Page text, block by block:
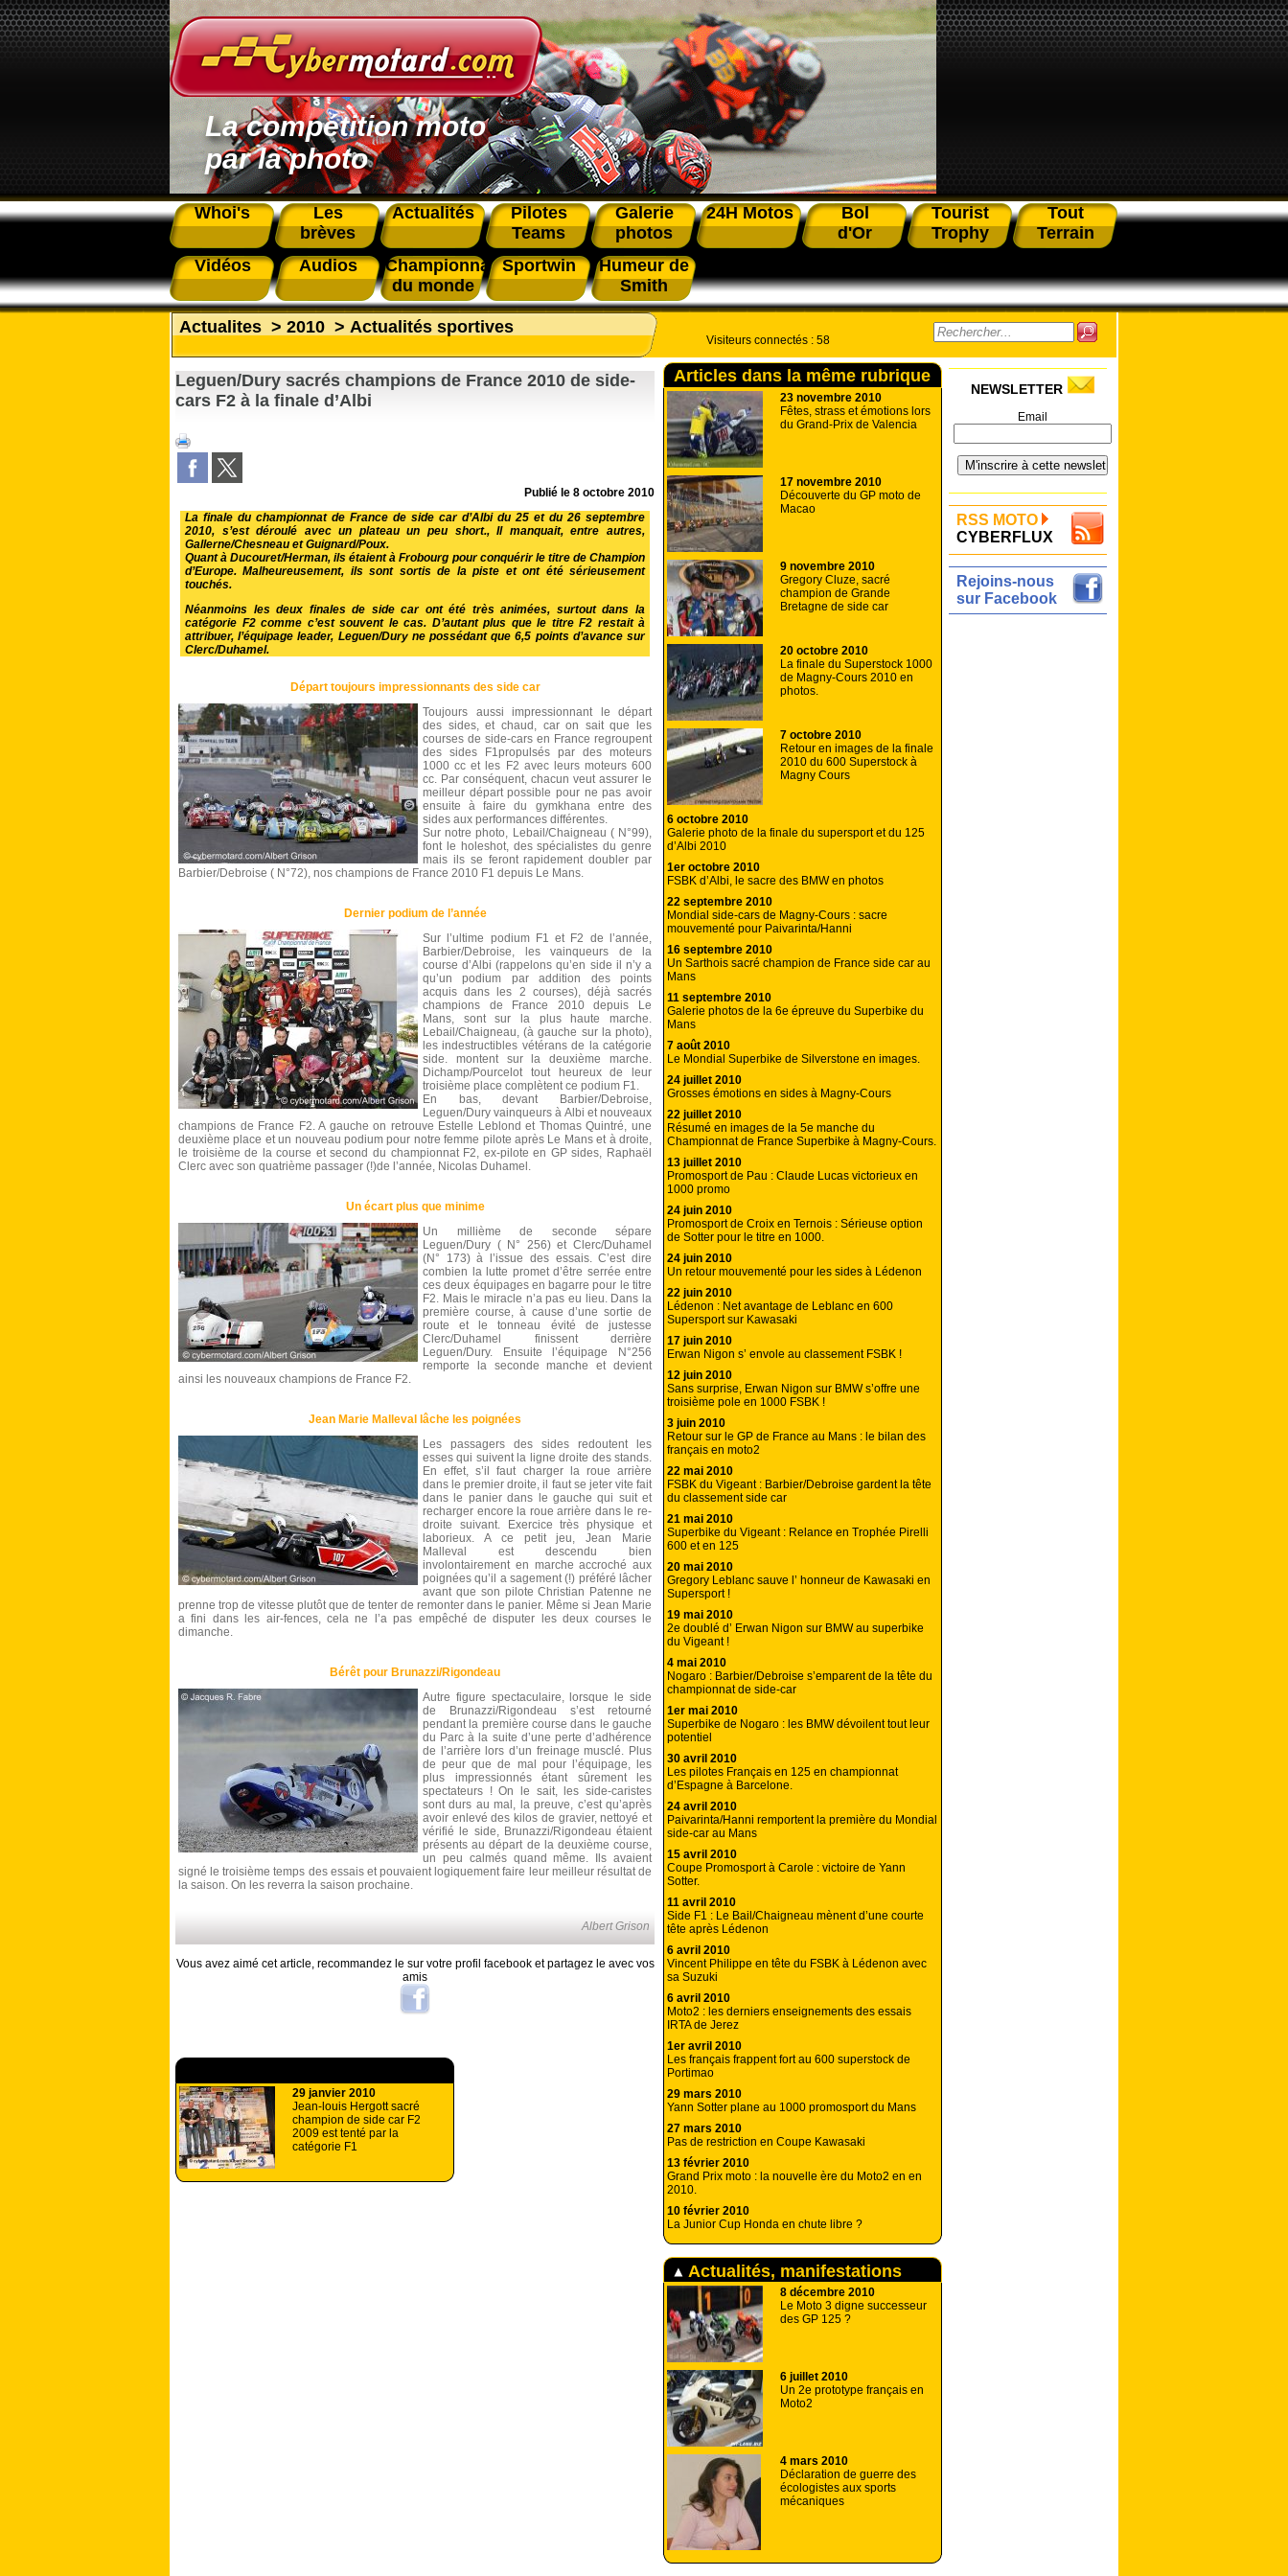
La compétition moto
par la photo
Whoi's
Les
brèves
Actualités
Pilotes
Teams
Galerie
photos
24H Motos
Bol
d'Or
Tourist
Trophy
Tout
Terrain
Vidéos
Audios
Championnat
du monde
Sportwin
Humeur de
Smith
Actualites > 2010 > Actualités sportives
Leguen/Dury sacrés champions de France 2010 de side-
cars F2 à la finale d’Albi
Publié le 8 octobre 2010
La finale du championnat de France de side car d’Albi du 25 et du 26 septembre
2010, s’est déroulé avec un plateau un peu short., Il manquait, entre autres,
Gallerne/Chesneau et Guignard/Poux.
Quant à Ducouret/Herman, ils étaient à Frobourg pour conquérir le titre de Champion
d’Europe. Malheureusement, ils sont sortis de la piste et ont été sérieusement
touchés.
Néanmoins les deux finales de side car ont été très animées, surtout dans la
catégorie F2 comme c’est souvent le cas. D’autant plus que le titre F2 restait à
attribuer, l’équipage leader, Leguen/Dury ne possédant que 6,5 points d’avance sur
Clerc/Duhamel.
Départ toujours impressionnants des side car
Toujours aussi impressionnant le départ
des sides, et chaud, car on sait que les
courses de side-cars en France regroupent
des sides F1propulsés par des moteurs
1000 cc et les F2 avec leurs moteurs 600
cc. Par conséquent, chacun veut assurer le
meilleur départ possible pour ne pas avoir
ensuite à faire du gymkhana entre des
sides aux performances différentes.
Sur notre photo, Lebail/Chaigneau ( N°99),
font le holeshot, des spécialistes du genre
mais ils se feront rapidement doubler par
Barbier/Debroise ( N°72), nos champions de France 2010 F1 depuis Le Mans.
Dernier podium de l’année
Sur l’ultime podium F1 et F2 de l’année,
Barbier/Debroise, les vainqueurs de la
course d’Albi (rappelons qu’en side il n’y a
qu’un podium par addition des points
acquis dans les 2 courses), déjà sacrés
champions de France 2010 depuis Le
Mans, sont sur la plus haute marche.
Lebail/Chaigneau, (à gauche sur la photo),
les indestructibles vétérans de la catégorie
side. montent sur la deuxième marche.
Dichamp/Pourcelot tout heureux de leur
troisième place complètent ce podium F1.
En bas, devant Barbier/Debroise,
Leguen/Dury vainqueurs à Albi et nouveaux
champions de France F2. A gauche on retrouve Estelle Leblond et Thomas Quintré, une
deuxième place et un nouveau podium pour notre femme pilote après Le Mans et à droite,
le troisième de la course et second du championnat F2, ex-pilote en GP sides, Raphaël
Clerc avec son quatrième passager (!)de l’année, Nicolas Duhamel.
Un écart plus que minime
Un millième de seconde sépare
Leguen/Dury ( N° 256) et Clerc/Duhamel
(N° 173) à l’issue des essais. C’est dire
combien la lutte promet d’être serrée entre
ces deux équipages en bagarre pour le titre
F2. Mais le miracle n’a pas eu lieu. Dans la
première course, à cause d’une sortie de
route et le tonneau évité de justesse
Clerc/Duhamel finissent derrière
Leguen/Dury. Ensuite l’équipage N°256
remporte la seconde manche et devient
ainsi les nouveaux champions de France F2.
Jean Marie Malleval lâche les poignées
Les passagers des sides redoutent les
esses qui suivent la ligne droite des stands.
En effet, s’il faut charger la roue arrière
dans le premier droite, il faut se jeter vite fait
dans le panier dans le gauche qui suit et
recharger encore la roue arrière dans le re-
droite suivant. Exercice très physique et
laborieux. A ce petit jeu, Jean Marie
Malleval est descendu bien
involontairement en marche accroché aux
poignées qu’il a sagement (!) préféré lâcher
avant que son pilote Christian Patenne ne
prenne trop de vitesse plutôt que de tenter de remonter dans le panier. Même si Jean Marie
a fini dans les air-fences, cela ne l’a pas empêché de disputer les deux courses le
dimanche.
Bérêt pour Brunazzi/Rigondeau
Autre figure spectaculaire, lorsque le side
de Brunazzi/Rigondeau s’est retourné
pendant la première course dans le gauche
du Parc à la suite d’une perte d’adhérence
de l’arrière lors d’un freinage musclé. Plus
de peur que de mal pour l’équipage, les
plus impressionnés étant sûrement les
spectateurs ! On le sait, les side-caristes
sont durs au mal, la preuve, c’est qu’après
avoir enlevé des kilos de gravier, nettoyé et
vérifié le side, Brunazzi/Rigondeau étaient
présents au départ de la deuxième course,
un peu calmés quand même. Ils avaient
signé le troisième temps des essais et pouvaient logiquement faire leur meilleur résultat de
la saison. On les reverra la saison prochaine.
Albert Grison
Vous avez aimé cet article, recommandez le sur votre profil facebook et partagez le avec vos
amis
29 janvier 2010
Jean-louis Hergott sacré
champion de side car F2
2009 est tenté par la
catégorie F1
Visiteurs connectés : 58
Articles dans la même rubrique
23 novembre 2010
Fêtes, strass et émotions lors
du Grand-Prix de Valencia
17 novembre 2010
Découverte du GP moto de
Macao
9 novembre 2010
Gregory Cluze, sacré
champion de Grande
Bretagne de side car
20 octobre 2010
La finale du Superstock 1000
de Magny-Cours 2010 en
photos.
7 octobre 2010
Retour en images de la finale
2010 du 600 Superstock à
Magny Cours
6 octobre 2010
Galerie photo de la finale du supersport et du 125
d’Albi 2010
1er octobre 2010
FSBK d’Albi, le sacre des BMW en photos
22 septembre 2010
Mondial side-cars de Magny-Cours : sacre
mouvementé pour Paivarinta/Hanni
16 septembre 2010
Un Sarthois sacré champion de France side car au
Mans
11 septembre 2010
Galerie photos de la 6e épreuve du Superbike du
Mans
7 août 2010
Le Mondial Superbike de Silverstone en images.
24 juillet 2010
Grosses émotions en sides à Magny-Cours
22 juillet 2010
Résumé en images de la 5e manche du
Championnat de France Superbike à Magny-Cours.
13 juillet 2010
Promosport de Pau : Claude Lucas victorieux en
1000 promo
24 juin 2010
Promosport de Croix en Ternois : Sérieuse option
de Sotter pour le titre en 1000.
24 juin 2010
Un retour mouvementé pour les sides à Lédenon
22 juin 2010
Lédenon : Net avantage de Leblanc en 600
Supersport sur Kawasaki
17 juin 2010
Erwan Nigon s’ envole au classement FSBK !
12 juin 2010
Sans surprise, Erwan Nigon sur BMW s’offre une
troisième pole en 1000 FSBK !
3 juin 2010
Retour sur le GP de France au Mans : le bilan des
français en moto2
22 mai 2010
FSBK du Vigeant : Barbier/Debroise gardent la tête
du classement side car
21 mai 2010
Superbike du Vigeant : Relance en Trophée Pirelli
600 et en 125
20 mai 2010
Gregory Leblanc sauve l’ honneur de Kawasaki en
Supersport !
19 mai 2010
2e doublé d’ Erwan Nigon sur BMW au superbike
du Vigeant !
4 mai 2010
Nogaro : Barbier/Debroise s’emparent de la tête du
championnat de side-car
1er mai 2010
Superbike de Nogaro : les BMW dévoilent tout leur
potentiel
30 avril 2010
Les pilotes Français en 125 en championnat
d’Espagne à Barcelone.
24 avril 2010
Paivarinta/Hanni remportent la première du Mondial
side-car au Mans
15 avril 2010
Coupe Promosport à Carole : victoire de Yann
Sotter.
11 avril 2010
Side F1 : Le Bail/Chaigneau mènent d’une courte
tête après Lédenon
6 avril 2010
Vincent Philippe en tête du FSBK à Lédenon avec
sa Suzuki
6 avril 2010
Moto2 : les derniers enseignements des essais
IRTA de Jerez
1er avril 2010
Les français frappent fort au 600 superstock de
Portimao
29 mars 2010
Yann Sotter plane au 1000 promosport du Mans
27 mars 2010
Pas de restriction en Coupe Kawasaki
13 février 2010
Grand Prix moto : la nouvelle ère du Moto2 en en
2010.
10 février 2010
La Junior Cup Honda en chute libre ?
Actualités, manifestations
8 décembre 2010
Le Moto 3 digne successeur
des GP 125 ?
6 juillet 2010
Un 2e prototype français en
Moto2
4 mars 2010
Déclaration de guerre des
écologistes aux sports
mécaniques
NEWSLETTER
Email
RSS MOTO
CYBERFLUX
Rejoins-nous
sur Facebook